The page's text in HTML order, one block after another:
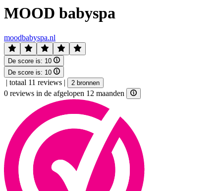
MOOD babyspa
moodbabyspa.nl
De score is: 10
De score is: 10
| totaal 11 reviews | 2 bronnen
0 reviews in de afgelopen 12 maanden